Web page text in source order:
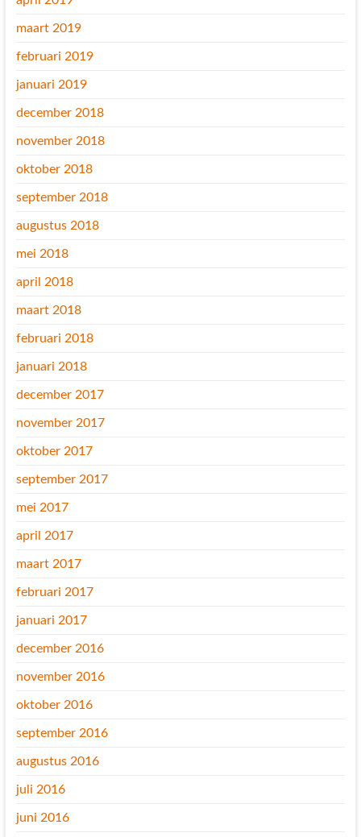
maart 2019
februari 2019
januari 2019
december 2018
november 2018
oktober 2018
september 2018
augustus 2018
mei 2018
april 2018
maart 2018
februari 2018
januari 2018
december 2017
november 2017
oktober 2017
september 2017
mei 2017
april 2017
maart 2017
februari 2017
januari 2017
december 2016
november 2016
oktober 2016
september 2016
augustus 2016
juli 2016
juni 2016